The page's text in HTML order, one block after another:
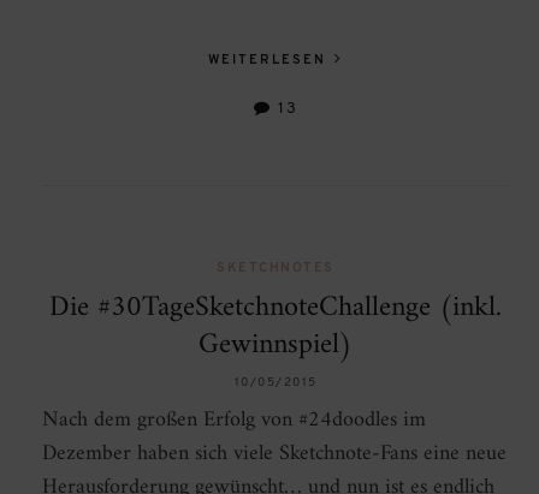
WEITERLESEN
13
SKETCHNOTES
Die #30TageSketchnoteChallenge (inkl.
Gewinnspiel)
10/05/2015
Nach dem großen Erfolg von #24doodles im
Dezember haben sich viele Sketchnote-Fans eine neue